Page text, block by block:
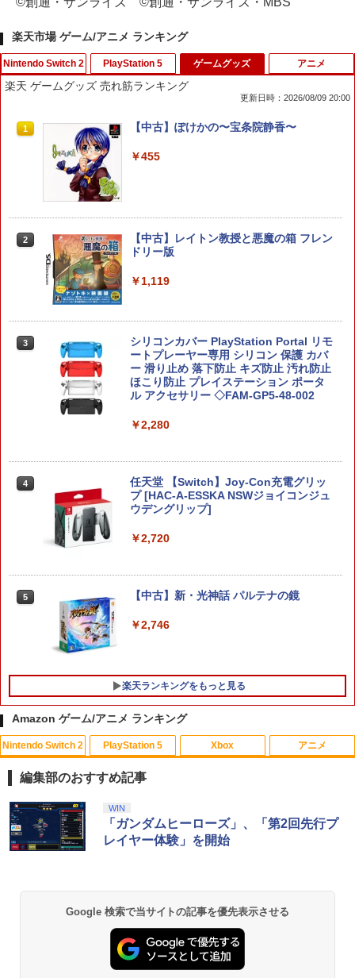
楽天市場 ゲーム/アニメ ランキング
Nintendo Switch 2
1 ぽこ あ ポケモン
￥7,880
2
【PowerA 公式ストア】パワーエー アド
バンテージ・ワイヤレスコントローラー
天堂公式ライセンス商品】送料無料 国内
￥7,900
ドラゴンクエストVII Reimagined Ninte
ndoSwitch2版
￥7,900
4 カービィのエアライダー
5
任天堂 【Switch2】マリオカート ワール
ワ-ルド]
PlayStation 5
1
カプコン 【PS5】レッド・デッド・リデ
ッドリデンプション]
2
【新品】PS5ソフト デジモンストーリー
タイムストレンジャー【都城店】
￥5,800
3
コーエーテクモゲームス 真・三國無双2
with 猛将伝 Remastered【PS5】 ELJM
30997 [ELJM30997]
【特典】SILENT HILL: Townfall(【早期
購入封入特典】DLCチラシ)
￥6,507
オリ特付【10/01発売日お届け☆予約】
【新品】【PS5】真・三國無双2 with 猛
将伝 Remastered［PS5版］★浅草マッ
ハオリジナル特典アクリルコースター付
★
ゲームグッズ
楽天 ゲームグッズ 売れ筋ランキング
更新日時：2026/08/09 20:00
1 【中古】ぽけかの〜宝条院静香〜
￥455
2
【中古】レイトン教授と悪魔の箱 フレン
ドリー版
￥1,119
3
シリコンカバー PlayStation Portal リモ
ートプレーヤー専用 シリコン 保護 カバ
ー 滑り止め 落下防止 キズ防止 汚れ防止
ほこり防止 プレイステーション ポータ
ル アクセサリー ◇FAM-GP5-48-002
￥2,280
4
任天堂 【Switch】Joy-Con充電グリッ
プ [HAC-A-ESSKA NSWジョイコンジュ
ウデングリップ]
￥2,720
5 【中古】新・光神話 パルテナの鏡
￥2,746
楽天ランキングをもっと見る
アニメ
1
【中古】 メアリと魔女の花 [レンタル落
ち] [Blu-ray] [ブルーレイ]
Amazon ゲーム/アニメ ランキング
Nintendo Switch 2
1
コード版
スプラトゥーン レイダース -Switch2
￥6,447
PlayStation 5
1
日本語専用 Console Language: Japan
ese only (CFI-2200B01)
プロダクトコード 封入
Xbox
1
ラー + USB-C® ケーブル
【純正品】Xbox ワイヤレス コントロー
￥7,681
アニメ
1
窩座再来 通常版 [Blu-ray]
劇場版「鬼滅の刃」無限城編 第一章 猗
窩座再来 通常版 [DVD]
￥3,523
編集部のおすすめ記事
WIN
「ガンダムヒーローズ」、「第2回先行プ
レイヤー体験」を開始
Google 検索で当サイトの記事を優先表示させる